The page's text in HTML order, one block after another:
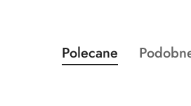
Pomiń karuzelę produktów
Produkty
o
Polecane